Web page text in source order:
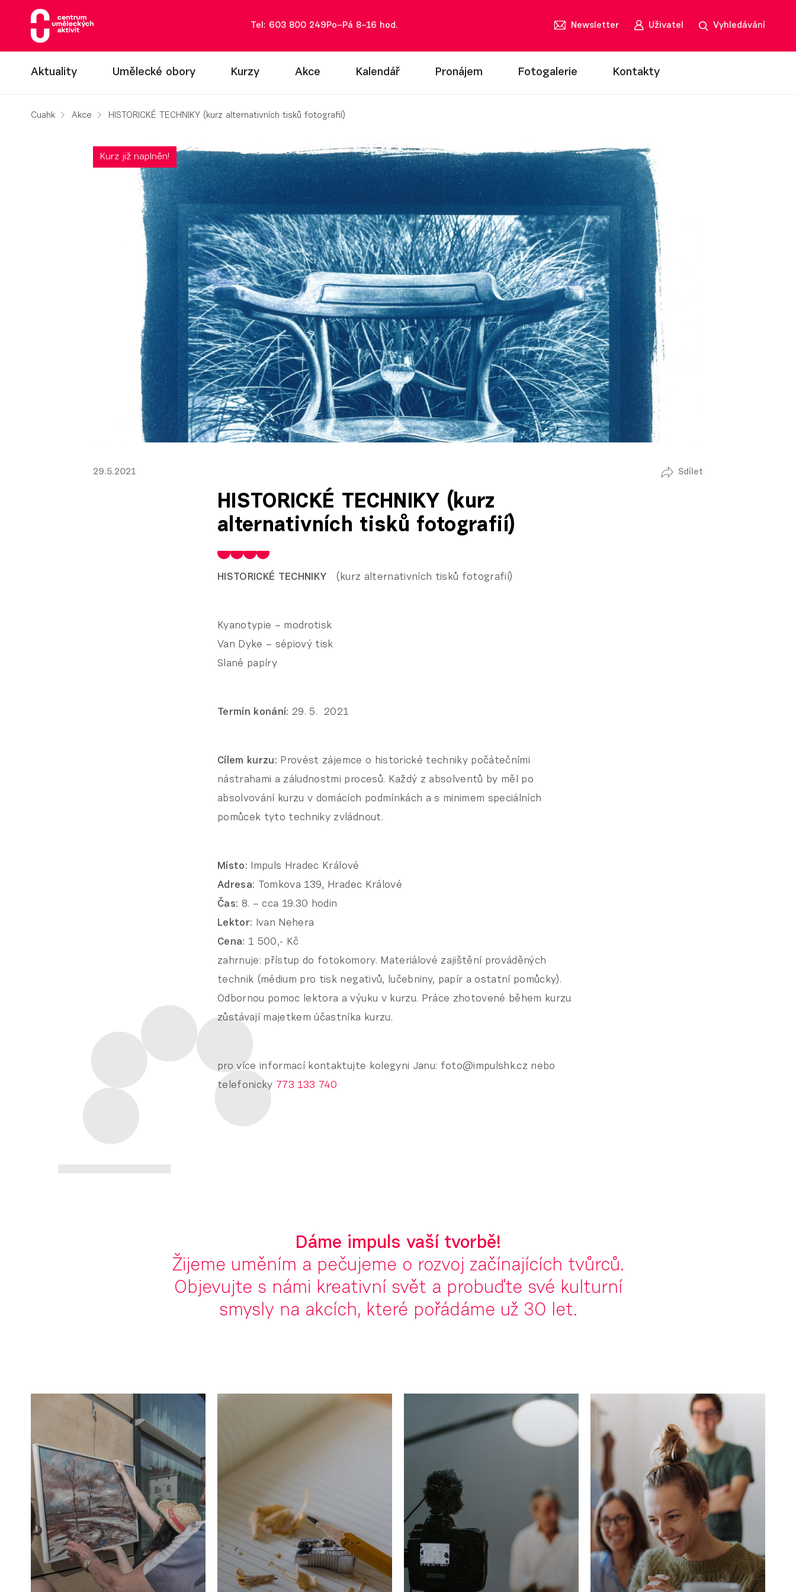
Tel: 603 800 249 Po–Pá 8–16 hod. Newsletter Uživatel Vyhledávání
Aktuality Umělecké obory Kurzy Akce Kalendář Pronájem Fotogalerie Kontakty
Cuahk Akce HISTORICKÉ TECHNIKY (kurz alternativních tisků fotografií)
Kurz již naplněn!
29.5.2021 Sdílet
HISTORICKÉ TECHNIKY (kurz
alternativních tisků fotografií)
HISTORICKÉ TECHNIKY (kurz alternativních tisků fotografií)
Kyanotypie – modrotisk
Van Dyke – sépiový tisk
Slané papíry
Termín konání: 29. 5. 2021
Cílem kurzu: Provést zájemce o historické techniky počátečními
nástrahami a záludnostmi procesů. Každý z absolventů by měl po
absolvování kurzu v domácích podmínkách a s minimem speciálních
pomůcek tyto techniky zvládnout.
Místo: Impuls Hradec Králové
Adresa: Tomkova 139, Hradec Králové
Čas: 8. – cca 19.30 hodin
Lektor: Ivan Nehera
Cena: 1 500,- Kč
zahrnuje: přístup do fotokomory. Materiálové zajištění prováděných
technik (médium pro tisk negativů, lučebniny, papír a ostatní pomůcky).
Odbornou pomoc lektora a výuku v kurzu. Práce zhotovené během kurzu
zůstávají majetkem účastníka kurzu.
pro více informací kontaktujte kolegyni Janu: foto@impulshk.cz nebo
telefonicky 773 133 740
Dáme impuls vaší tvorbě!
Žijeme uměním a pečujeme o rozvoj začínajících tvůrců.
Objevujte s námi kreativní svět a probuďte své kulturní
smysly na akcích, které pořádáme už 30 let.